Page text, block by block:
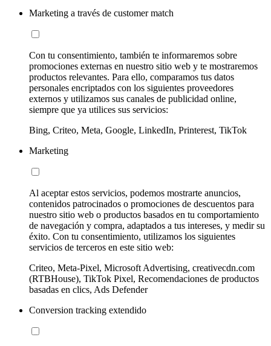
Marketing a través de customer match
Con tu consentimiento, también te informaremos sobre
promociones externas en nuestro sitio web y te mostraremos
productos relevantes. Para ello, comparamos tus datos
personales encriptados con los siguientes proveedores
externos y utilizamos sus canales de publicidad online,
siempre que ya utilices sus servicios:
Bing, Criteo, Meta, Google, LinkedIn, Printerest, TikTok
Marketing
Al aceptar estos servicios, podemos mostrarte anuncios,
contenidos patrocinados o promociones de descuentos para
nuestro sitio web o productos basados en tu comportamiento
de navegación y compra, adaptados a tus intereses, y medir su
éxito. Con tu consentimiento, utilizamos los siguientes
servicios de terceros en este sitio web:
Criteo, Meta-Pixel, Microsoft Advertising, creativecdn.com
(RTBHouse), TikTok Pixel, Recomendaciones de productos
basadas en clics, Ads Defender
Conversion tracking extendido